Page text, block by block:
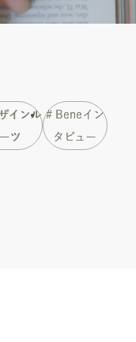
インル
ーツ
# Beneイン
タビュー